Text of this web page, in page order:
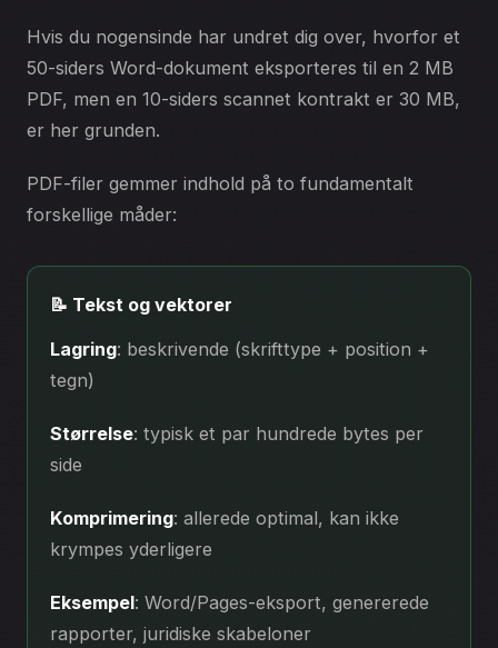
Hvis du nogensinde har undret dig over, hvorfor et
50-siders Word-dokument eksporteres til en 2 MB
PDF, men en 10-siders scannet kontrakt er 30 MB,
er her grunden.
PDF-filer gemmer indhold på to fundamentalt
forskellige måder:
📝 Tekst og vektorer
Lagring: beskrivende (skrifttype + position +
tegn)
Størrelse: typisk et par hundrede bytes per
side
Komprimering: allerede optimal, kan ikke
krympes yderligere
Eksempel: Word/Pages-eksport, genererede
rapporter, juridiske skabeloner